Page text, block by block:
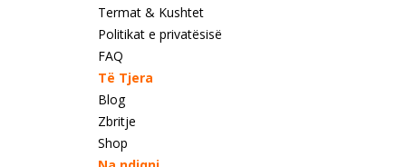
Termat & Kushtet
Politikat e privatësisë
FAQ
Të Tjera
Blog
Zbritje
Shop